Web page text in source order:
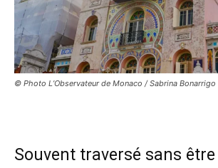
© Photo L’Observateur de Monaco / Sabrina Bonarrigo
Souvent traversé sans